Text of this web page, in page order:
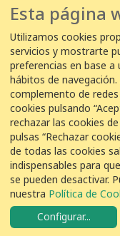
¿En qué
observa
EDAR
Cabezo
Beaza
COLABORACIÓN
Esta página
Utilizamos cookies
servicios y mostrarte
preferencias en base
hábitos de
complemento de
cookies pulsando
rechazar las cookies
pulsas “Rechazar
de todas las cookies
indispensables para
se pueden desactivar.
nuestra Política de
Configurar...